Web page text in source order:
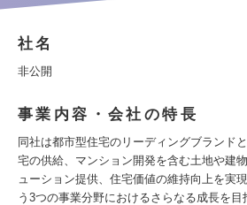
社名
非公開
事業内容・会社の特長
同社は都市型住宅のリーディングブランド
宅の供給、マンション開発を含む土地や建
ューション提供、住宅価値の維持向上を実
う3つの事業分野におけるさらなる成長を